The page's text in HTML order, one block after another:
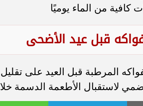
من الماء يوميًا
قبل عيد الأضحى
المرطبة قبل العيد على
لاستقبال الأطعمة الدسمة